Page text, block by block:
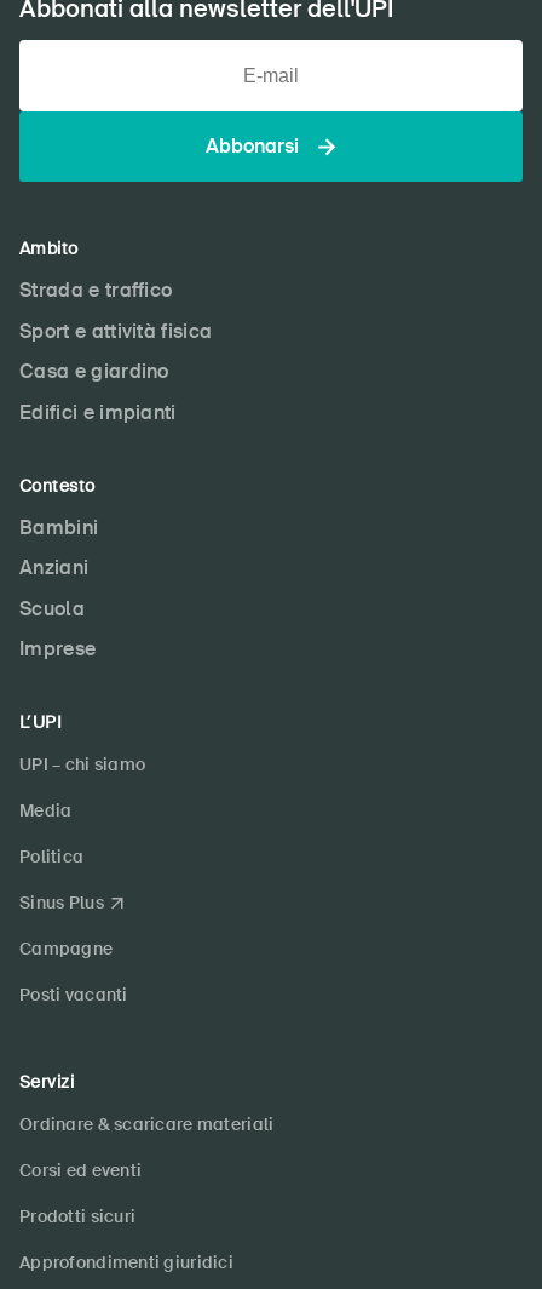
Abbonati alla newsletter dell'UPI
Abbonarsi
Ambito
Strada e traffico
Sport e attività fisica
Casa e giardino
Edifici e impianti
Contesto
Bambini
Anziani
Scuola
Imprese
L’UPI
UPI – chi siamo
Media
Politica
Sinus Plus
Campagne
Posti vacanti
Servizi
Ordinare & scaricare materiali
Corsi ed eventi
Prodotti sicuri
Approfondimenti giuridici